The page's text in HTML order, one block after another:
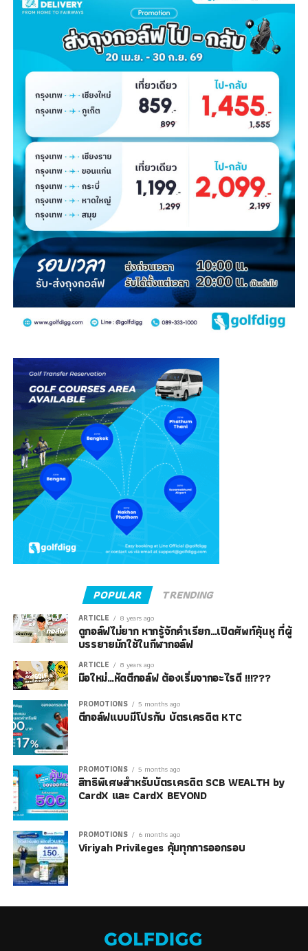
POPULAR TRENDING
ARTICLE 8 years ago
ดูกอล์ฟไม่ยาก หากรู้จักคำเรียก…เปิดศัพท์คุ้นหู ที่ผู้
บรรยายมักใช้ในกีฬากอล์ฟ
ARTICLE 8 years ago
มือใหม่…หัดตีกอล์ฟ ต้องเริ่มจากอะไรดี !!!???
PROMOTIONS 5 months ago
ตีกอล์ฟแบบมีโปรกับ บัตรเครดิต KTC
PROMOTIONS 5 months ago
สิทธิพิเศษสำหรับบัตรเครดิต SCB WEALTH by
CardX และ CardX BEYOND
PROMOTIONS 6 months ago
Viriyah Privileges คุ้มทุกการออกรอบ